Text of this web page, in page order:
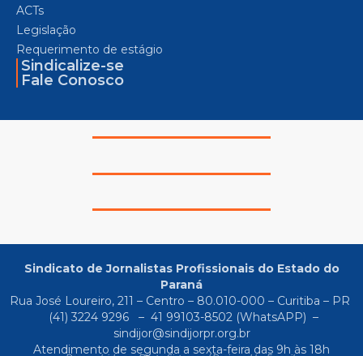
ACTs
Legislação
Requerimento de estágio
Sindicalize-se
Fale Conosco
Sindicato de Jornalistas Profissionais do Estado do
Paraná
Rua José Loureiro, 211 – Centro – 80.010-000 – Curitiba – PR
(41) 3224 9296
– 41 99103-8502(WhatsAPP) –
sindijor@sindijorpr.org.br
Atendimento de segunda a sexta-feira das 9h às 18h